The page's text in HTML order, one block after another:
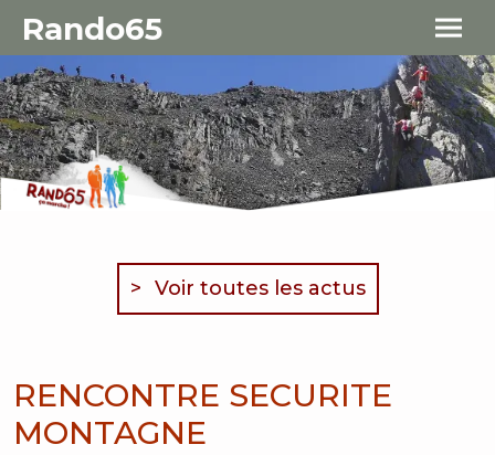
Rando65
Voir toutes les actus
RENCONTRE SECURITE
MONTAGNE